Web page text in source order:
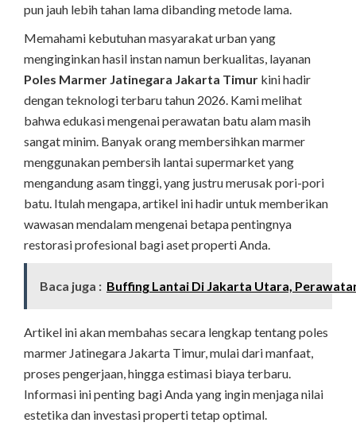
pun jauh lebih tahan lama dibanding metode lama.
Memahami kebutuhan masyarakat urban yang
menginginkan hasil instan namun berkualitas, layanan
Poles Marmer Jatinegara Jakarta Timur kini hadir
dengan teknologi terbaru tahun 2026. Kami melihat
bahwa edukasi mengenai perawatan batu alam masih
sangat minim. Banyak orang membersihkan marmer
menggunakan pembersih lantai supermarket yang
mengandung asam tinggi, yang justru merusak pori-pori
batu. Itulah mengapa, artikel ini hadir untuk memberikan
wawasan mendalam mengenai betapa pentingnya
restorasi profesional bagi aset properti Anda.
Baca juga : Buffing Lantai Di Jakarta Utara,
Artikel ini akan membahas secara lengkap tentang poles
marmer Jatinegara Jakarta Timur, mulai dari manfaat,
proses pengerjaan, hingga estimasi biaya terbaru.
Informasi ini penting bagi Anda yang ingin menjaga nilai
estetika dan investasi properti tetap optimal.